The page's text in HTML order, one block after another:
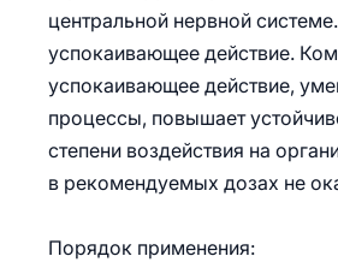
центральной нервной
успокаивающее действие.
успокаивающее действие,
процессы, повышает
степени воздействия на
в рекомендуемых дозах не
Порядок применения: